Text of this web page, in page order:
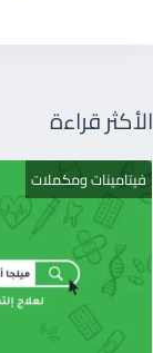
الأكثر قراءة
فيتامينات ومكملات